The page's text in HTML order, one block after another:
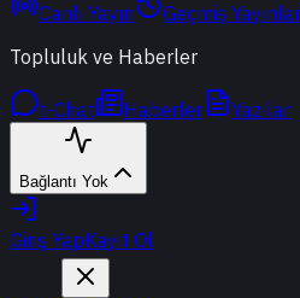
Canlı Yayın Geçmiş Yayınlar
Topluluk ve Haberler
t-Chat Haberler Yazılar
Bağlantı Yok
Giriş YapKayıt Ol